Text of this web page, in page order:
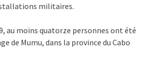
militaires.
au moins quatorze personnes ont été
de Mumu, dans la province du Cabo